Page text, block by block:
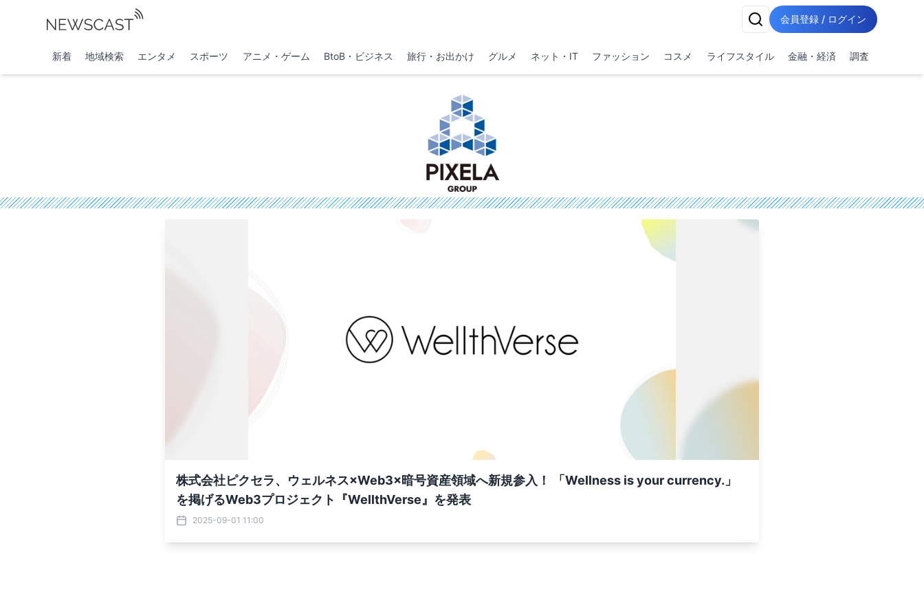
会員登録 / ログイン
新着 地域検索 エンタメ スポーツ アニメ・ゲーム BtoB・ビジネス 旅行・お出かけ グルメ ネット・IT ファッション コスメ ライフスタイル 金融・経済 調査
株式会社ピクセラ、ウェルネス×Web3×暗号資産領域へ新規参入！ 「Wellness is your currency.」
を掲げるWeb3プロジェクト『WellthVerse』を発表
2025-09-01 11:00